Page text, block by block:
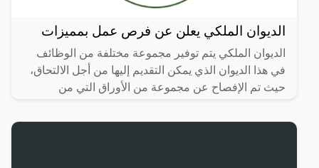
الديوان الملكي يعلن عن فرص عمل بمميزات
الديوان الملكي يتم توفير مجموعة مختلفة من الوظائف
في هذا الديوان الذي يمكن التقديم إليها من أجل الالتحاق،
حيث تم الإفصاح عن مجموعة من الأوراق التي من